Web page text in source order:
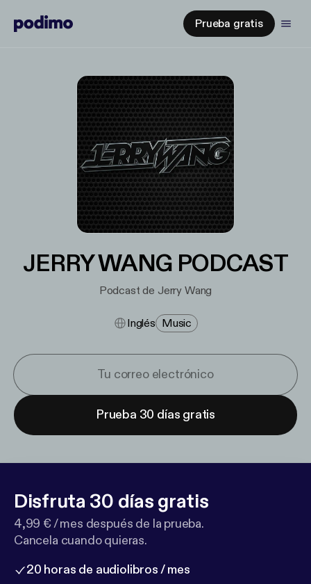
Prueba gratis
JERRY WANG PODCAST
Podcast de Jerry Wang
Inglés Music
Prueba 30 días gratis
Disfruta 30 días gratis
4,99 € / mes después de la prueba.
Cancela cuando quieras.
20 horas de audiolibros / mes